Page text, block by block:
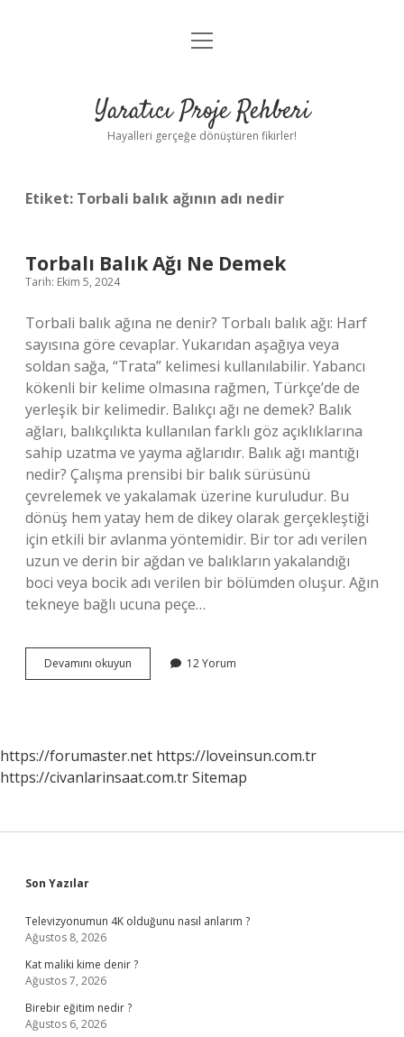
Anasayfa
Yasal Uyarı
menüyü
Yaratıcı Proje Rehberi
Hayalleri gerçeğe dönüştüren fikirler!
Etiket: Torbali balık ağının adı nedir
Torbalı Balık Ağı Ne Demek
Tarih: Ekim 5, 2024
Torbali balık ağına ne denir? Torbalı balık ağı: Harf
sayısına göre cevaplar. Yukarıdan aşağıya veya
soldan sağa, “Trata” kelimesi kullanılabilir. Yabancı
kökenli bir kelime olmasına rağmen, Türkçe’de de
yerleşik bir kelimedir. Balıkçı ağı ne demek? Balık
ağları, balıkçılıkta kullanılan farklı göz açıklıklarına
sahip uzatma ve yayma ağlarıdır. Balık ağı mantığı
nedir? Çalışma prensibi bir balık sürüsünü
çevrelemek ve yakalamak üzerine kuruludur. Bu
dönüş hem yatay hem de dikey olarak gerçekleştiği
için etkili bir avlanma yöntemidir. Bir tor adı verilen
uzun ve derin bir ağdan ve balıkların yakalandığı
boci veya bocik adı verilen bir bölümden oluşur. Ağın
tekneye bağlı ucuna peçe…
Devamını okuyun
Balık
12 Yorum
https://forumaster.net https://loveinsun.com.tr
https://civanlarinsaat.com.trSitemap
Sidebar
Son Yazılar
Televizyonumun 4K olduğunu nasıl anlarım ?
Ağustos 8, 2026
Kat maliki kime denir ?
Ağustos 7, 2026
Birebir eğitim nedir ?
Ağustos 6, 2026